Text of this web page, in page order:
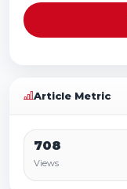
Article Metric
708
Views